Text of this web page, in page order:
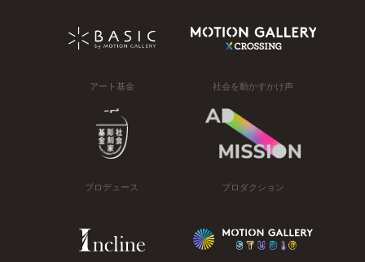
アート基金 社会を動かすかけ声
プロデュース プロダクション